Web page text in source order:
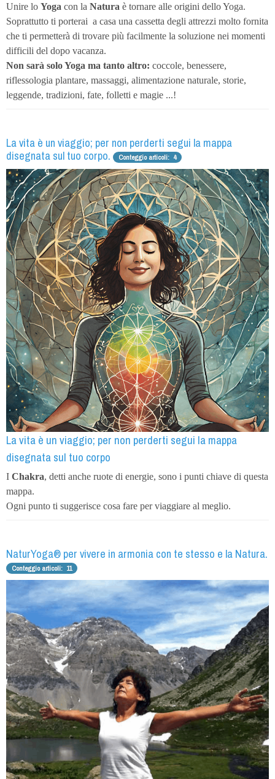
Unire lo Yoga con la Natura è tornare alle origini dello Yoga.
Soprattutto ti porterai a casa una cassetta degli attrezzi molto fornita
che ti permetterà di trovare più facilmente la soluzione nei momenti
difficili del dopo vacanza.
Non sarà solo Yoga ma tanto altro: coccole, benessere,
riflessologia plantare, massaggi, alimentazione naturale, storie,
leggende, tradizioni, fate, folletti e magie ...!
La vita è un viaggio; per non perderti segui la mappa
disegnata sul tuo corpo.
Conteggio articoli: 4
La vita è un viaggio; per non perderti segui la mappa
disegnata sul tuo corpo
I Chakra, detti anche ruote di energie, sono i punti chiave di questa
mappa.
Ogni punto ti suggerisce cosa fare per viaggiare al meglio.
NaturYoga® per vivere in armonia con te stesso e la Natura.
Conteggio articoli: 11